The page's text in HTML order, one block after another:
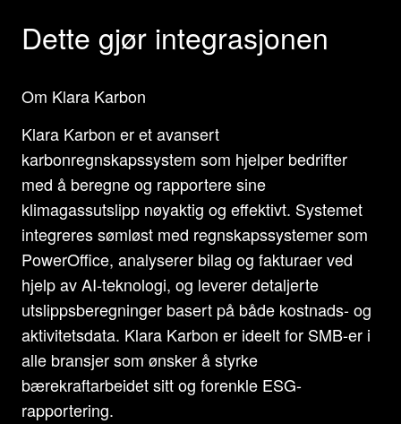
Om oss
Support
Logg inn
Dette gjør integrasjonen
Om Klara Karbon
Klara Karbon er et avansert
karbonregnskapssystem som hjelper bedrifter
med å beregne og rapportere sine
klimagassutslipp nøyaktig og effektivt. Systemet
integreres sømløst med regnskapssystemer som
PowerOffice, analyserer bilag og fakturaer ved
hjelp av AI-teknologi, og leverer detaljerte
utslippsberegninger basert på både kostnads- og
aktivitetsdata. Klara Karbon er ideelt for SMB-er i
alle bransjer som ønsker å styrke
bærekraftarbeidet sitt og forenkle ESG-
rapportering.